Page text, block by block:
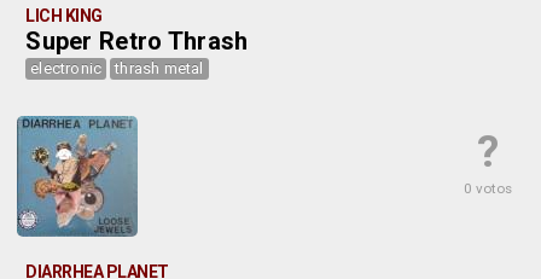
LICH KING
Super Retro Thrash
electronic thrash metal
?
0 votos
DIARRHEA PLANET